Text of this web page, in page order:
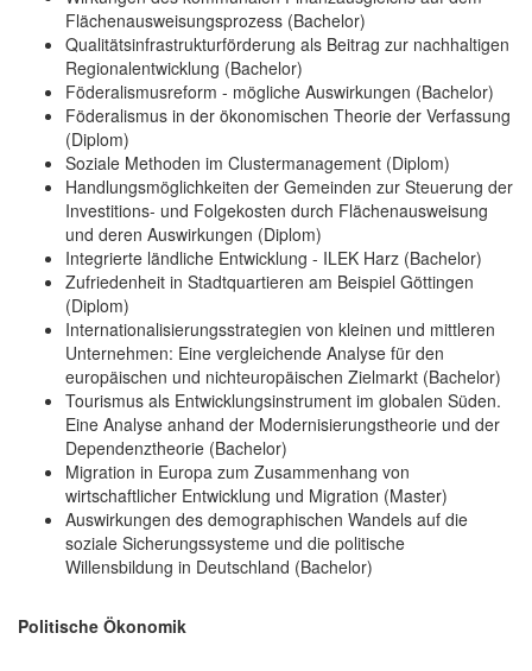
Flächenausweisungsprozess (Bachelor)
Qualitätsinfrastrukturförderung als Beitrag zur nachhaltigen
Regionalentwicklung (Bachelor)
Föderalismusreform - mögliche Auswirkungen (Bachelor)
Föderalismus in der ökonomischen Theorie der Verfassung
(Diplom)
Soziale Methoden im Clustermanagement (Diplom)
Handlungsmöglichkeiten der Gemeinden zur Steuerung der
Investitions- und Folgekosten durch Flächenausweisung
und deren Auswirkungen (Diplom)
Integrierte ländliche Entwicklung - ILEK Harz (Bachelor)
Zufriedenheit in Stadtquartieren am Beispiel Göttingen
(Diplom)
Internationalisierungsstrategien von kleinen und mittleren
Unternehmen: Eine vergleichende Analyse für den
europäischen und nichteuropäischen Zielmarkt (Bachelor)
Tourismus als Entwicklungsinstrument im globalen Süden.
Eine Analyse anhand der Modernisierungstheorie und der
Dependenztheorie (Bachelor)
Migration in Europa zum Zusammenhang von
wirtschaftlicher Entwicklung und Migration (Master)
Auswirkungen des demographischen Wandels auf die
soziale Sicherungssysteme und die politische
Willensbildung in Deutschland (Bachelor)
Politische Ökonomik